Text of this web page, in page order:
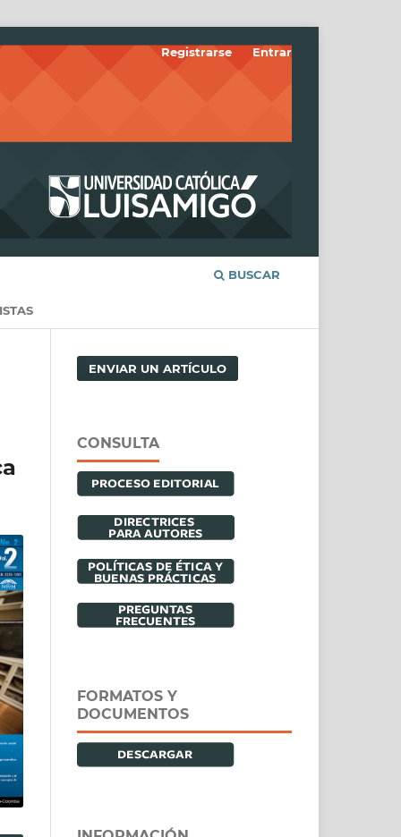
BUSCAR
Registrarse Entrar
ENVIAR UN ARTÍCULO
CONSULTA
FORMATOS Y
DOCUMENTOS